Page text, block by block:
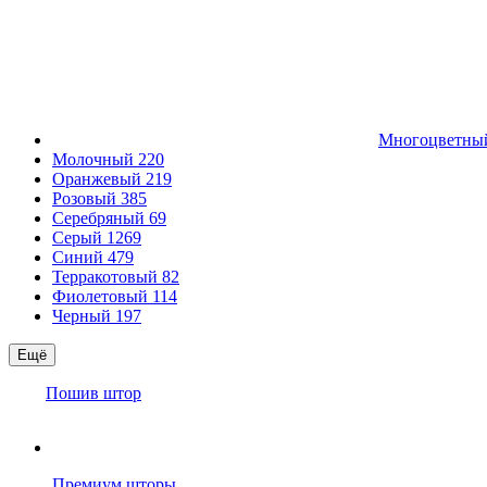
Молочный 220
Оранжевый 219
Розовый 385
Серебряный 69
Серый 1269
Синий 479
Терракотовый 82
Фиолетовый 114
Черный 197
Ещё
Пошив штор